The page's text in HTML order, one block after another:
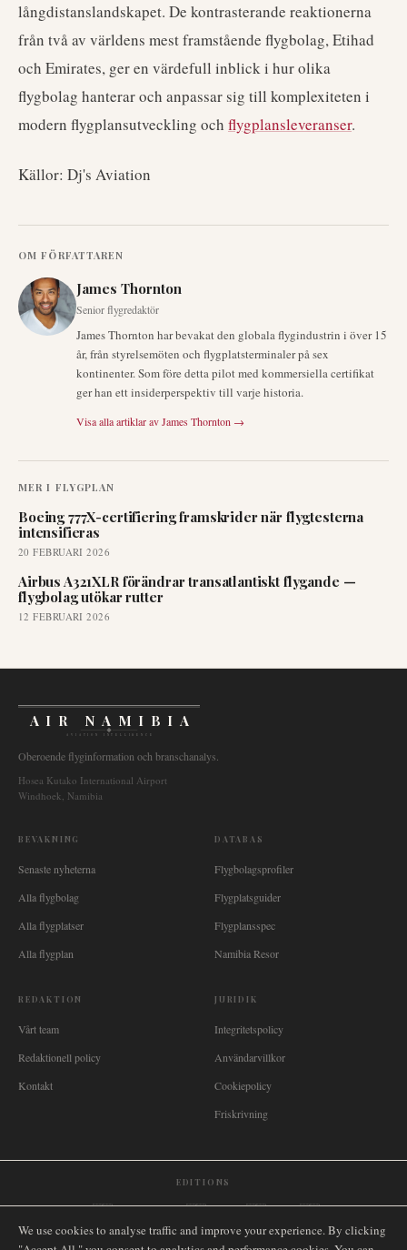
långdistanslandskapet. De kontrasterande reaktionerna
från två av världens mest framstående flygbolag, Etihad
och Emirates, ger en värdefull inblick i hur olika
flygbolag hanterar och anpassar sig till komplexiteten i
modern flygplansutveckling och flygplansleveranser.
Källor: Dj's Aviation
OM FÖRFATTAREN
James Thornton
Senior flygredaktör
James Thornton har bevakat den globala flygindustrin i över 15
år, från styrelsemöten och flygplatsterminaler på sex
kontinenter. Som före detta pilot med kommersiella certifikat
ger han ett insiderperspektiv till varje historia.
Visa alla artiklar avJames Thornton →
MER I FLYGPLAN
Boeing 777X-certifiering framskrider när flygtesterna
intensifieras
20 FEBRUARI 2026
Airbus A321XLR förändrar transatlantiskt flygande —
flygbolag utökar rutter
12 FEBRUARI 2026
AIR NAMIBIA
AVIATION INTELLIGENCE
Oberoende flyginformation och branschanalys.
Hosea Kutako International Airport
Windhoek, Namibia
BEVAKNING
Senaste nyheterna
Alla flygbolag
Alla flygplatser
Alla flygplan
DATABAS
Flygbolagsprofiler
Flygplatsguider
Flygplansspec
Namibia Resor
REDAKTION
Vårt team
Redaktionell policy
Kontakt
JURIDIK
Integritetspolicy
Användarvillkor
Cookiepolicy
Friskrivning
EDITIONS
🌐 International🇬🇧 United Kingdom🇦🇺 Australia🇨🇦 Canada🇳🇿 New Zealand
🇿🇦 South Africa🇸🇬 Singapore 🇩🇪 Deutschland🇳🇱 Nederland🇫🇷 France
We use cookies to analyse traffic and improve your experience. By clicking